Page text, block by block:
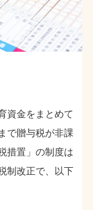
資金をまとめて
で贈与税が非課
措置」の制度は
制改正で、以下